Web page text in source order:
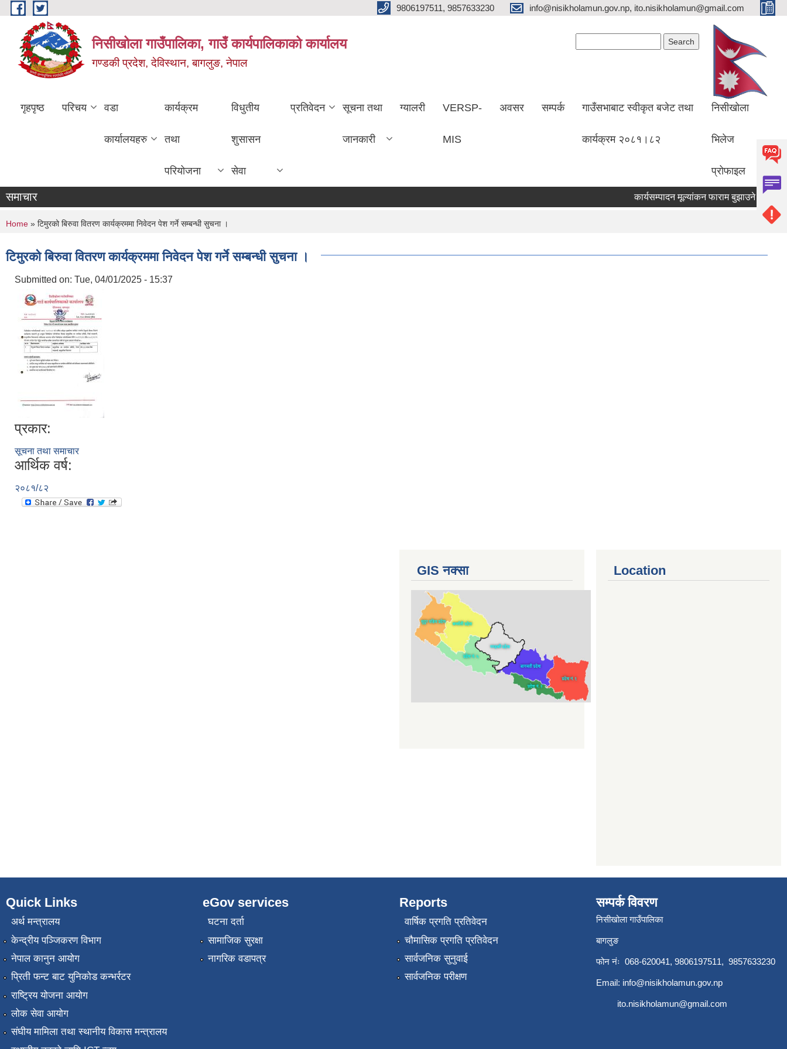
Skip to main content 9806197511, 9857633230 info@nisikholamun.gov.np, ito.nisikholamun@gmail.com
निसीखोला गाउँपालिका, गाउँ कार्यपालिकाको कार्यालय
गण्डकी प्रदेश, देविस्थान, बागलुङ, नेपाल
गृहपृष्ठ परिचय वडा
कार्यालयहरु
कार्यक्रम
तथा
परियोजना
विधुतीय
शुसासन
सेवा
प्रतिवेदन सूचना तथा
जानकारी
ग्यालरी VERSP-
MIS
अवसर सम्पर्क गाउँसभाबाट स्वीकृत बजेट तथा
कार्यक्रम २०८१।८२
निसीखोला
भिलेज
प्रोफाइल
समाचार कार्यसम्पादन मूल्यांकन फाराम बुझाउने सम्वनधी
You are here
Home » टिमुरको बिरुवा वितरण कार्यक्रममा निवेदन पेश गर्ने सम्बन्धी सुचना ।
टिमुरको बिरुवा वितरण कार्यक्रममा निवेदन पेश गर्ने सम्बन्धी सुचना ।
Submitted on: Tue, 04/01/2025 - 15:37
प्रकार:
सूचना तथा समाचार
आर्थिक वर्ष:
२०८१/८२
GIS नक्सा Location
Quick Links
अर्थ मन्त्रालय
केन्द्रीय पञ्जिकरण विभाग
नेपाल कानुन आयोग
प्रिती फन्ट बाट युनिकोड कन्भर्रटर
राष्ट्रिय योजना आयोग
लोक सेवा आयोग
संघीय मामिला तथा स्थानीय विकास मन्त्रालय
eGov services
घटना दर्ता
सामाजिक सुरक्षा
नागरिक वडापत्र
Reports
वार्षिक प्रगति प्रतिवेदन
चौमासिक प्रगति प्रतिवेदन
सार्वजनिक सुनुवाई
सार्वजनिक परीक्षण
सम्पर्क विवरण
निसीखोला गाउँपालिका
बागलुङ
फोन नंः 068-620041, 9806197511, 9857633230
Email: info@nisikholamun.gov.np
ito.nisikholamun@gmail.com